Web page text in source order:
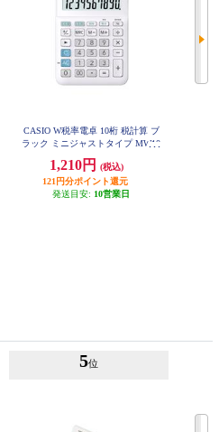
CASIO W税率電卓 10桁 税計算 ブ
ラック ミニジャストタイプ MW10
1,210円
(税込)
121円分ポイント還元
発送目安: 10営業日
5位